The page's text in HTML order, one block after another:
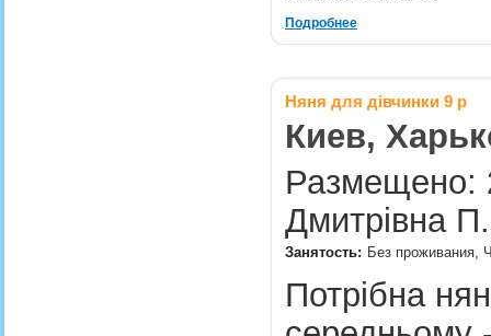
Подробнее
Няня для дівчинки 9 р
Киев,
Размещено:
Дмитрівна П.
Занятость: Без проживания,
Потрібна